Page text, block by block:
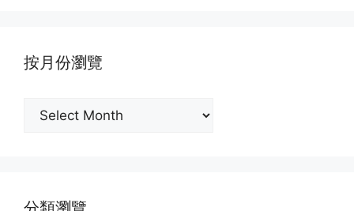
按月份瀏覽